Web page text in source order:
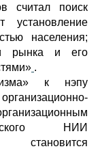
считал поиск
установление
населения;
рынка и его
.
к нэпу
НИИ
становится